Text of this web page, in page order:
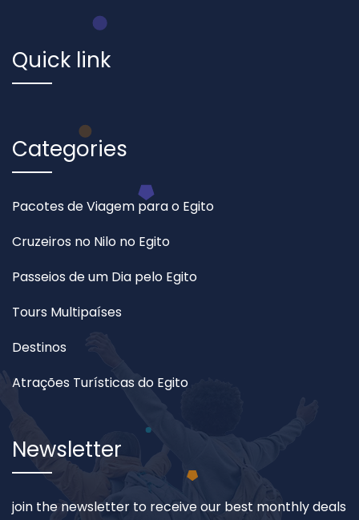
Quick link
Categories
Pacotes de Viagem para o Egito
Cruzeiros no Nilo no Egito
Passeios de um Dia pelo Egito
Tours Multipaíses
Destinos
Atrações Turísticas do Egito
Newsletter
join the newsletter to receive our best monthly deals